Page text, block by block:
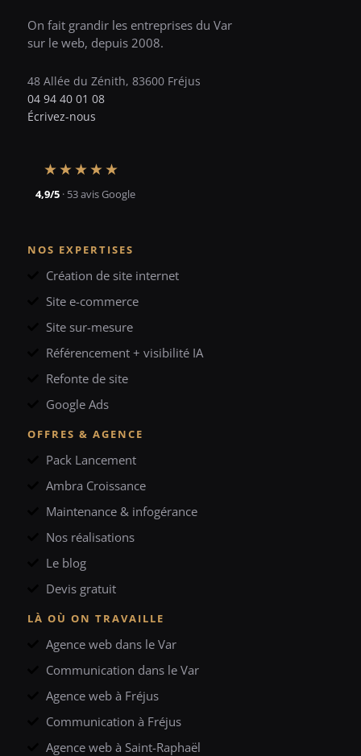
On fait grandir les entreprises du Var
sur le web, depuis 2008.
48 Allée du Zénith, 83600 Fréjus
04 94 40 01 08
Écrivez-nous
★★★★★
4,9/5 · 53 avis Google
NOS EXPERTISES
Création de site internet
Site e-commerce
Site sur-mesure
Référencement + visibilité IA
Refonte de site
Google Ads
OFFRES & AGENCE
Pack Lancement
Ambra Croissance
Maintenance & infogérance
Nos réalisations
Le blog
Devis gratuit
LÀ OÙ ON TRAVAILLE
Agence web dans le Var
Communication dans le Var
Agence web à Fréjus
Communication à Fréjus
Agence web à Saint-Raphaël